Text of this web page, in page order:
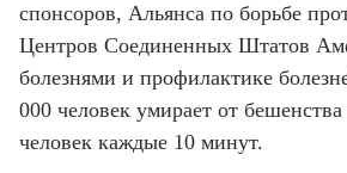
спонсоров, Альянса по борьбе
Центров Соединенных Штатов
болезнями и профилактике
000 человек умирает от
человек каждые 10 минут.